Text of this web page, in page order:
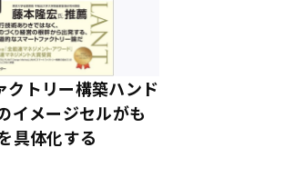
クトリー構築ハンド
メージセルがも
具体化する